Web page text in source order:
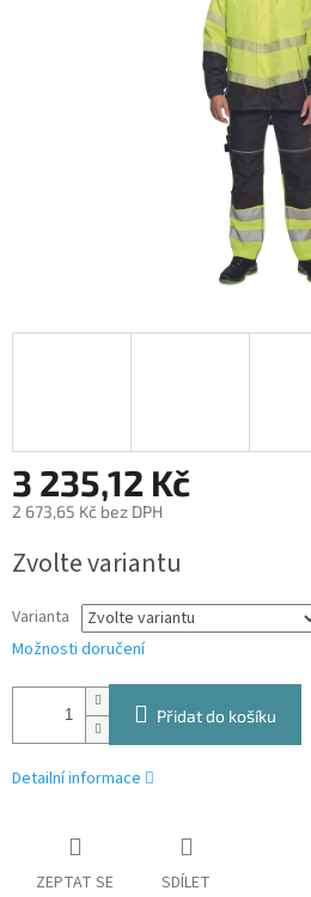
3 235,12 Kč
2 673,65 Kč bez DPH
cena:
Zvolte variantu
Varianta
Možnosti doručení
Přidat do košíku
Detailní informace
ZEPTAT SE SDÍLET